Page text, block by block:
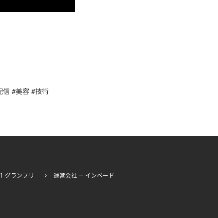
信 #美容 #技術
グランプリ 運営会社 – インベード